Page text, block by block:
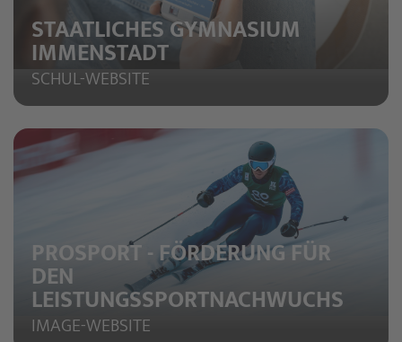
STAATLICHES GYMNASIUM
IMMENSTADT
SCHUL-WEBSITE
PROSPORT - FÖRDERUNG FÜR
DEN
LEISTUNGSSPORTNACHWUCHS
IMAGE-WEBSITE